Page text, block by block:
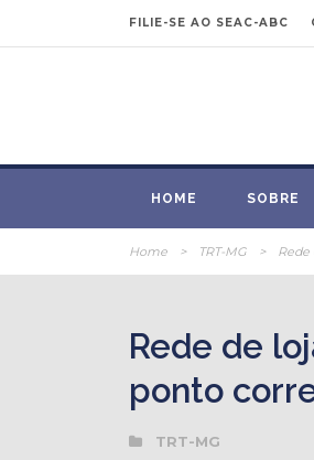
FILIE-SE AO SEAC-ABC
HOME SOBRE
Home > TRT-MG > Rede
Rede de
ponto
TRT-MG